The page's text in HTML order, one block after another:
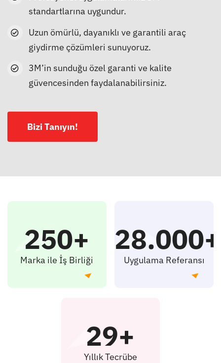
standartlarına uygundur.
Uzun ömürlü, dayanıklı ve garantili araç
giydirme çözümleri sunuyoruz.
3M’in sunduğu özel garanti ve kalite
güvencesinden faydalanabilirsiniz.
Bizi Tanıyın!
250+
Marka ile İş Birliği
28.000+
Uygulama Referansı
29+
Yıllık Tecrübe